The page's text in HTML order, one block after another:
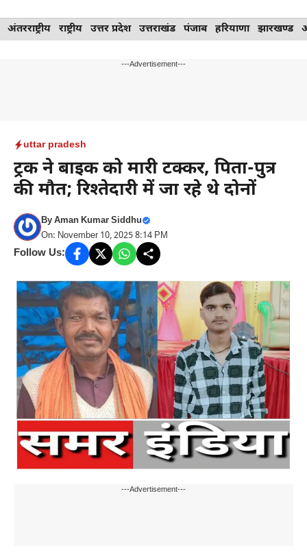
Skip
to
अंतरराष्ट्रीय राष्ट्रीय उत्तर प्रदेश उत्तराखंड पंजाब हरियाणा झारखण्ड
---Advertisement---
uttar pradesh
ट्रक ने बाइक को मारी टक्कर, पिता-पुत्र
की मौत; रिश्तेदारी में जा रहे थे दोनों
ByAman Kumar Siddhu
On: November 10, 2025 8:14 PM
Follow Us:
---Advertisement---